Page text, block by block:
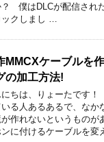
？ 僕はDLCが配信され
ックしまし …
MMCXケーブルを
の加工方法!
にちは、りょーたです
いる人あるあるで、なか
作れないというもの
ンに付けるケーブルを